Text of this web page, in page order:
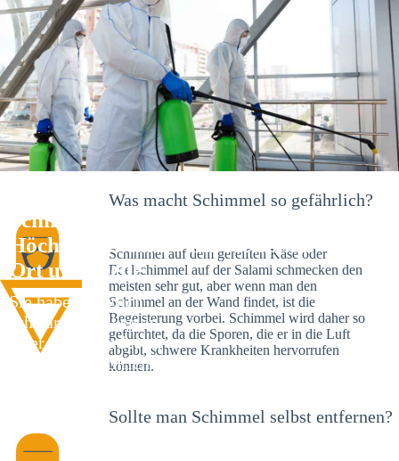
Schimmelexperte in
Höchenschwand – Ihr Helfer an
Ort und Stelle
Sie haben kürzlich
schwarze Flecken an
Ihrer Wand entdeckt?
Schlechte Nachrichten:
Was macht Schimmel so gefährlich?
Schimmel auf dem gereiften Käse oder
Edelschimmel auf der Salami schmecken den
meisten sehr gut, aber wenn man den
Schimmel an der Wand findet, ist die
Begeisterung vorbei. Schimmel wird daher so
gefürchtet, da die Sporen, die er in die Luft
abgibt, schwere Krankheiten hervorrufen
können.
Sollte man Schimmel selbst entfernen?